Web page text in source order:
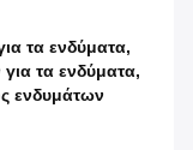
τα ενδύματα,
τα ενδύματα,
ενδυμάτων